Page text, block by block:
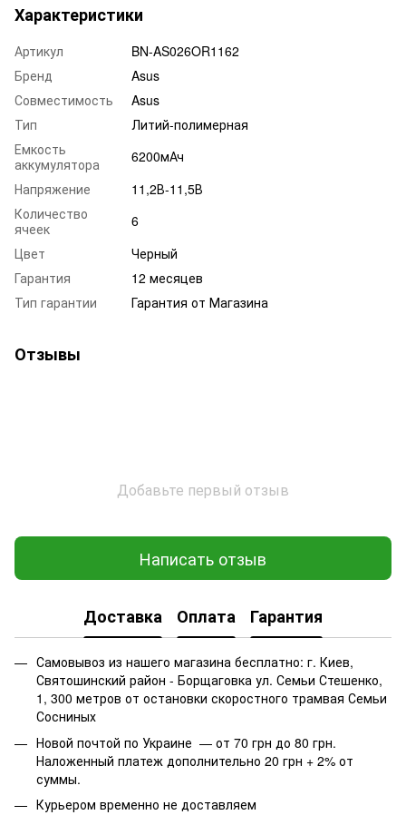
Характеристики
Артикул
BN-AS026OR1162
Бренд
Asus
Совместимость
Asus
Тип
Литий-полимерная
Емкость
аккумулятора
6200мАч
Напряжение
11,2В-11,5В
Количество
ячеек
6
Цвет
Черный
Гарантия
12 месяцев
Тип гарантии
Гарантия от Магазина
Отзывы
Добавьте первый отзыв
Написать отзыв
Доставка Оплата Гарантия
Самовывоз из нашего магазина бесплатно: г. Киев,
Святошинский район - Борщаговка ул. Семьи Стешенко,
1, 300 метров от остановки скоростного трамвая Семьи
Сосниных
Новой почтой по Украине — от 70 грн до 80 грн.
Наложенный платеж дополнительно 20 грн + 2% от
суммы.
Курьером временно не доставляем